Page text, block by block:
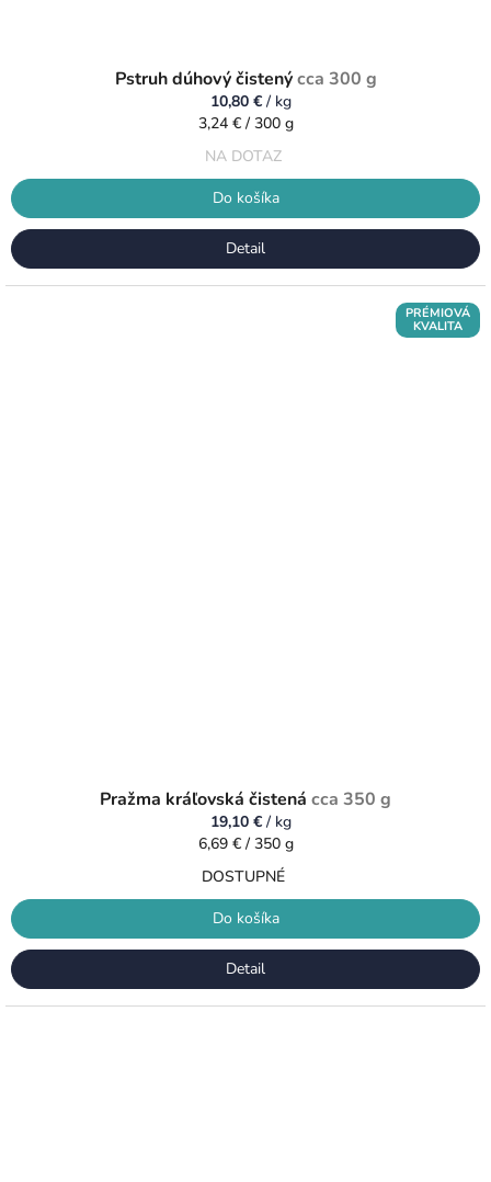
Pstruh dúhový čistenýcca 300 g
10,80 € / kg
Jednotková
3,24 € / 300 g
NA DOTAZ
Do košíka
Detail
PRÉMIOVÁ
KVALITA
Pražma kráľovská čistená cca 350 g
19,10 € / kg
Jednotková
6,69 € / 350 g
DOSTUPNÉ
Do košíka
Detail